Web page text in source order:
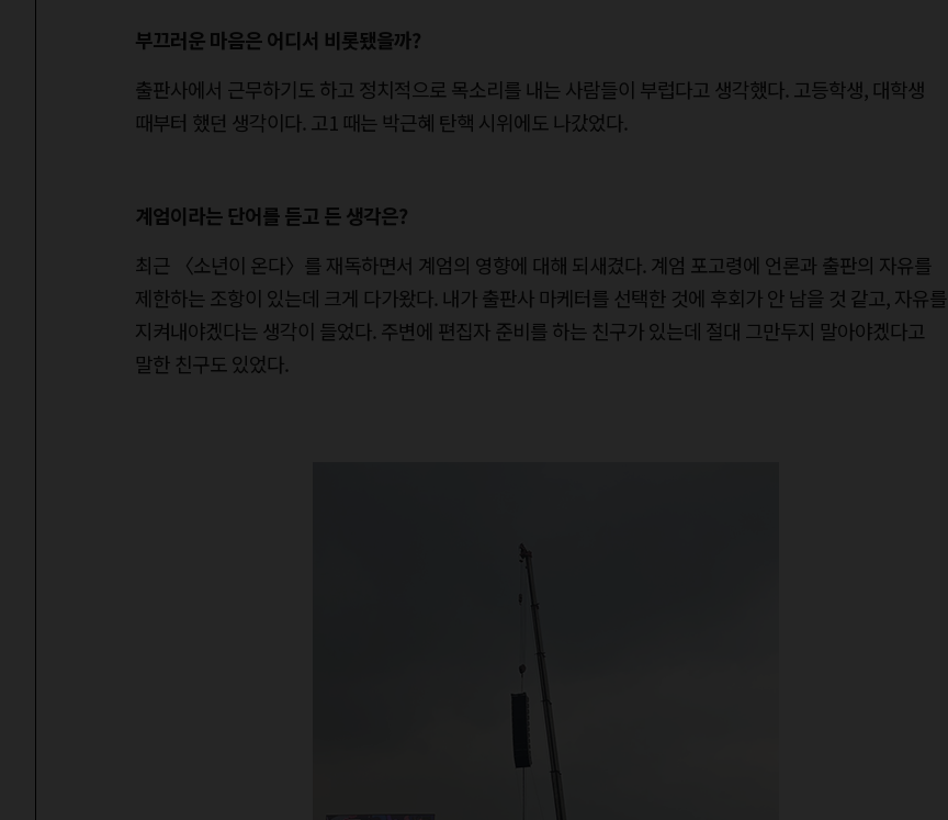
부끄러운 마음은 어디서 비롯됐을까?
출판사에서 근무하기도 하고 정치적으로 목소리를 내는 사람들이 부럽다고 생각했다. 고등학생, 대학생
때부터 했던 생각이다. 고1 때는 박근혜 탄핵 시위에도 나갔었다.
계엄이라는 단어를 듣고 든 생각은?
최근 〈소년이 온다〉를 재독하면서 계엄의 영향에 대해 되새겼다. 계엄 포고령에 언론과 출판의 자유를
제한하는 조항이 있는데 크게 다가왔다. 내가 출판사 마케터를 선택한 것에 후회가 안 남을 것 같고, 자유를
지켜내야겠다는 생각이 들었다. 주변에 편집자 준비를 하는 친구가 있는데 절대 그만두지 말아야겠다고
말한 친구도 있었다.